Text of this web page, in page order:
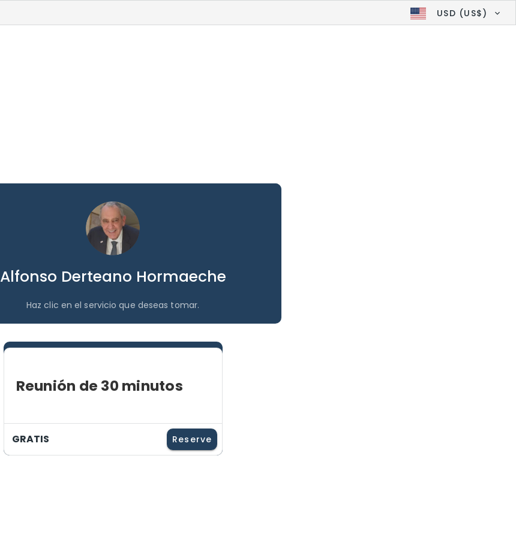
USD (US$)
Alfonso Derteano Hormaeche
Haz clic en el servicio que deseas tomar.
Reunión de 30 minutos
GRATIS Reserve